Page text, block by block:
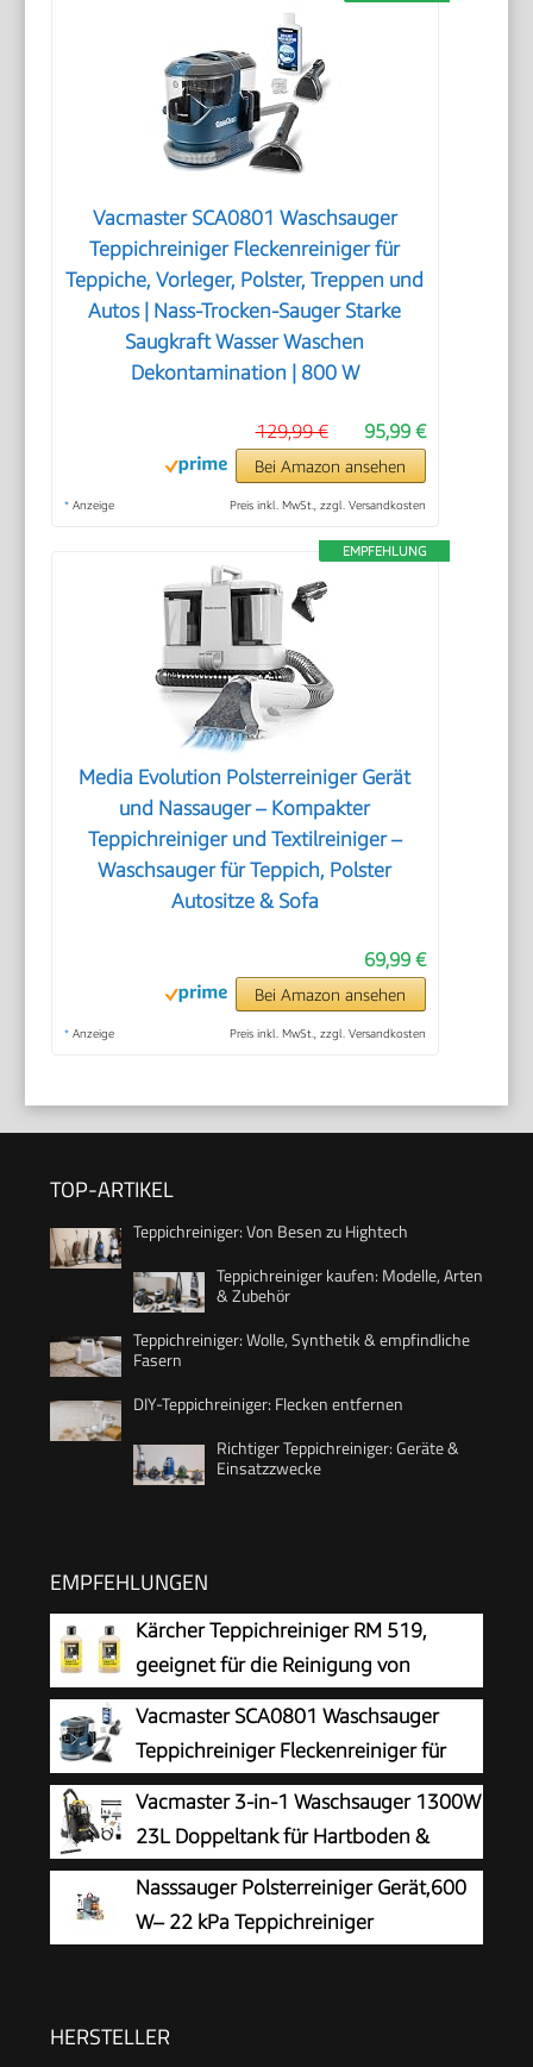
Vacmaster SCA0801 Waschsauger
Teppichreiniger Fleckenreiniger für
Teppiche, Vorleger, Polster, Treppen und
Autos | Nass-Trocken-Sauger Starke
Saugkraft Wasser Waschen
Dekontamination | 800 W
95,99 €
129,99 €
Bei Amazon ansehen
* Anzeige Preis inkl. MwSt., zzgl. Versandkosten
EMPFEHLUNG
Media Evolution Polsterreiniger Gerät
und Nassauger – Kompakter
Teppichreiniger und Textilreiniger –
Waschsauger für Teppich, Polster
Autositze & Sofa
69,99 €
Bei Amazon ansehen
* Anzeige Preis inkl. MwSt., zzgl. Versandkosten
TOP-ARTIKEL
Teppichreiniger: Von Besen zu Hightech
Teppichreiniger kaufen: Modelle, Arten
& Zubehör
Teppichreiniger: Wolle, Synthetik & empfindliche
Fasern
DIY-Teppichreiniger: Flecken entfernen
Richtiger Teppichreiniger: Geräte &
Einsatzzwecke
EMPFEHLUNGEN
Kärcher Teppichreiniger RM 519,
geeignet für die Reinigung von
Teppichböden, Polstern, Autositzen
etc., 1l Konzentrat ergeben verdünnt 40l
Reinigungsmittel (Packung mit 2)
Vacmaster SCA0801 Waschsauger
Teppichreiniger Fleckenreiniger für
Teppiche, Vorleger, Polster, Treppen
und Autos | Nass-Trocken-Sauger Starke
Saugkraft Wasser Waschen Dekontamination |
800 W
Vacmaster 3-in-1 Waschsauger 1300W
23L Doppeltank für Hartboden &
Teppich
Nasssauger Polsterreiniger Gerät,600
W– 22 kPa Teppichreiniger
HERSTELLER